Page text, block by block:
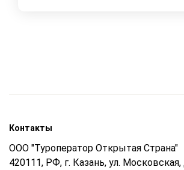
Контакты
ООО "Туроператор Открытая Страна"
420111, РФ, г. Казань, ул.